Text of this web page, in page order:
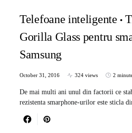
Telefoane inteligente
Gorilla Glass pentru
Samsung
October 31, 2016 324 views 2
De mai multi ani unul din factorii ce
rezistenta smarphone-urilor este sticla